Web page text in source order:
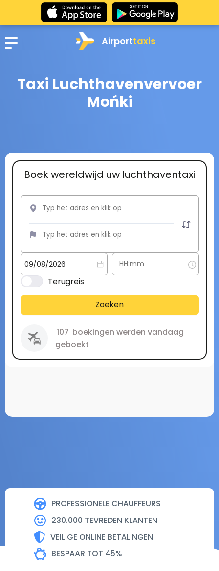
Airporttaxis
Taxi Luchthavenvervoer
Mońki
PROFESSIONELE CHAUFFEURS
230.000 TEVREDEN KLANTEN
VEILIGE ONLINE BETALINGEN
BESPAAR TOT 45%
Boek wereldwijd uw luchthaventaxi
Terugreis
Zoeken
107 boekingen werden vandaag
geboekt